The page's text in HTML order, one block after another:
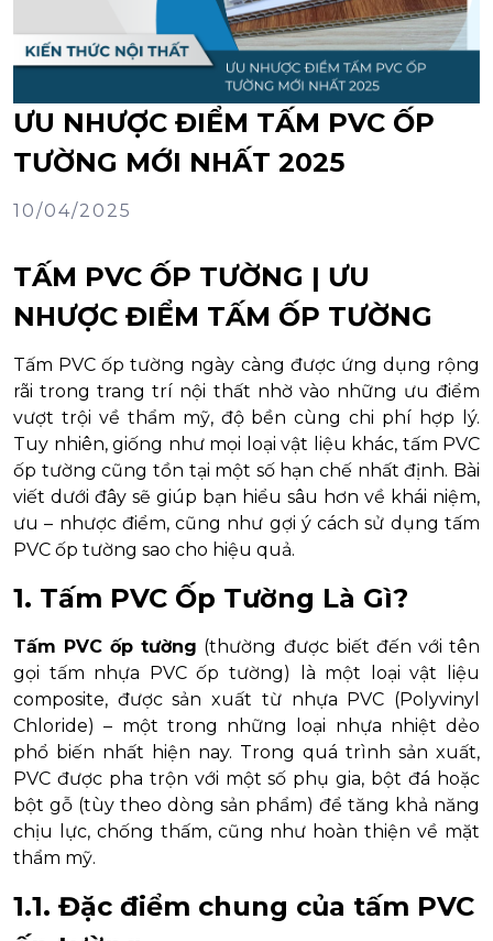
ƯU NHƯỢC ĐIỂM TẤM PVC ỐP
TƯỜNG MỚI NHẤT 2025
10/04/2025
TẤM PVC ỐP TƯỜNG | ƯU
NHƯỢC ĐIỂM TẤM ỐP TƯỜNG
Tấm PVC ốp tường ngày càng được ứng dụng rộng
rãi trong trang trí nội thất nhờ vào những ưu điểm
vượt trội về thẩm mỹ, độ bền cùng chi phí hợp lý.
Tuy nhiên, giống như mọi loại vật liệu khác, tấm PVC
ốp tường cũng tồn tại một số hạn chế nhất định. Bài
viết dưới đây sẽ giúp bạn hiểu sâu hơn về khái niệm,
ưu – nhược điểm, cũng như gợi ý cách sử dụng tấm
PVC ốp tường sao cho hiệu quả.
1. Tấm PVC Ốp Tường Là Gì?
Tấm PVC ốp tường (thường được biết đến với tên
gọi tấm nhựa PVC ốp tường) là một loại vật liệu
composite, được sản xuất từ nhựa PVC (Polyvinyl
Chloride) – một trong những loại nhựa nhiệt dẻo
phổ biến nhất hiện nay. Trong quá trình sản xuất,
PVC được pha trộn với một số phụ gia, bột đá hoặc
bột gỗ (tùy theo dòng sản phẩm) để tăng khả năng
chịu lực, chống thấm, cũng như hoàn thiện về mặt
thẩm mỹ.
1.1. Đặc điểm chung của tấm PVC